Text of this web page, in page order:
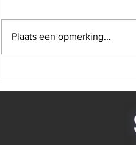
kerntrekbeveiliging
Plaats een opmerking...